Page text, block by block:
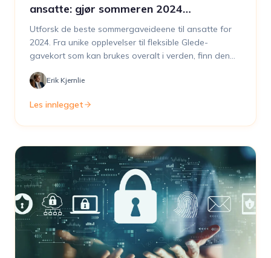
ansatte: gjør sommeren 2024
uforglemmelig
Utforsk de beste sommergaveideene til ansatte for
2024. Fra unike opplevelser til fleksible Glede-
gavekort som kan brukes overalt i verden, finn den
Erik Kjernlie
Les innlegget